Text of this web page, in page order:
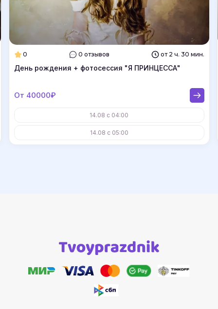
0 0 отзывов от 2 ч. 30 мин.
День рождения + фотосессия "Я ПРИНЦЕССА"
От 40000₽
14.08 с 04:00
14.08 с 05:00